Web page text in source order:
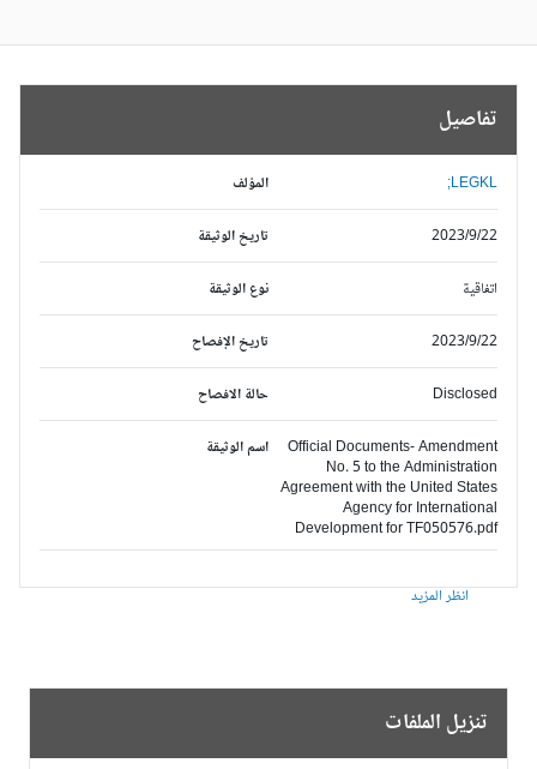
تفاصيل
المؤلف LEGKL;
تاريخ الوثيقة 2023/9/22
نوع الوثيقة اتفاقية
تاريخ الإفصاح 2023/9/22
حالة الافصاح Disclosed
اسم الوثيقة
Official Documents- Amendment
No. 5 to the Administration
Agreement with the United States
Agency for International
Development for TF050576.pdf
انظر المزيد
تنزيل الملفات